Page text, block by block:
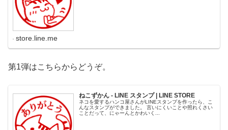
store.line.me
第1弾はこちらからどうぞ。
ねこずかん - LINE スタンプ | LINE STORE
ネコを愛するハンコ屋さんがLINEスタンプを作ったら、こ
んなスタンプができました。 言いにくいことや照れくさい
ことだって、にゃーんとかわいく...